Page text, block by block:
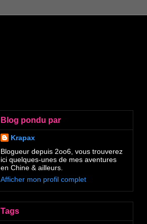
Blog pondu par
Krapax
Blogueur depuis 2oo6, vous trouverez
ici quelques-unes de mes aventures
en Chine & ailleurs.
Afficher mon profil complet
Tags